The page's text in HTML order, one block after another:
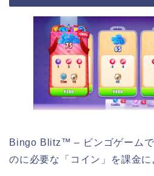
Bingo Blitz™ – ビンゴゲーム
のに必要な「コイン」を課金に